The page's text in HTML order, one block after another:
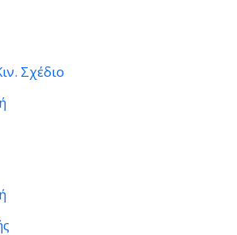
Σχέδιο